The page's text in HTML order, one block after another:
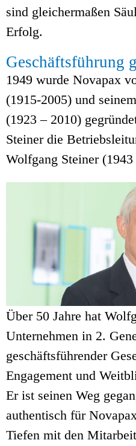
sind gleichermaßen
Erfolg.
Geschäftsführung
1949 wurde Novapax
(1915-2005) und
(1923 – 2010)
Steiner die
Wolfgang Steiner
Über 50 Jahre hat
Unternehmen in 2.
geschäftsführender
Engagement und
Er ist seinen Weg
authentisch für
Tiefen mit den